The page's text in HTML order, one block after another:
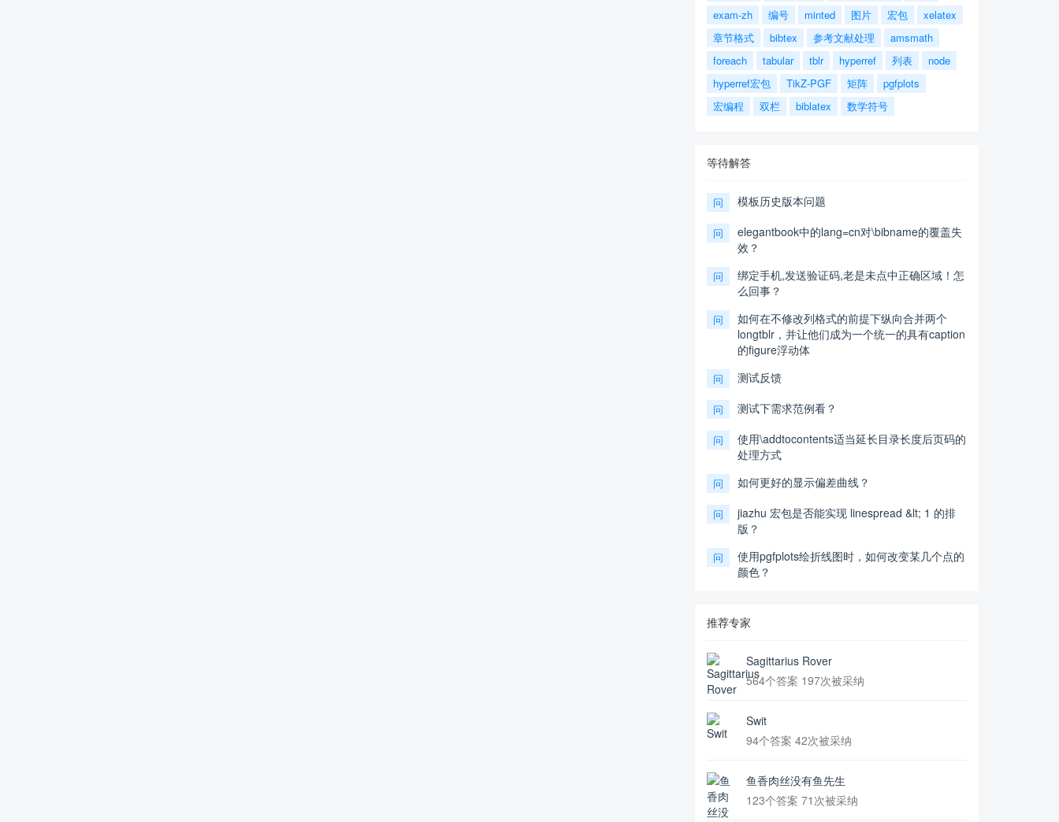
exam-zh
编号 minted 图片 宏包
xelatex
章节格式
bibtex 参考文献处理
amsmath
foreach
tabular tblr hyperref 列表
node
hyperref宏包
TikZ-PGF 矩阵
pgfplots
宏编程
双栏 biblatex 数学符号
等待解答
问 模板历史版本问题
问
elegantbook中的lang=cn对\bibname的覆盖失
效？
问
绑定手机,发送验证码,老是未点中正确区域！怎
么回事？
问
如何在不修改列格式的前提下纵向合并两个
longtblr，并让他们成为一个统一的具有caption
的figure浮动体
问 测试反馈
问 测试下需求范例看？
问
使用\addtocontents适当延长目录长度后页码的
处理方式
问 如何更好的显示偏差曲线？
问
jiazhu 宏包是否能实现 linespread &lt; 1 的排
版？
问
使用pgfplots绘折线图时，如何改变某几个点的
颜色？
推荐专家
Sagittarius Rover
564个答案 197次被采纳
Swit
94个答案 42次被采纳
鱼香肉丝没有鱼先生
123个答案 71次被采纳